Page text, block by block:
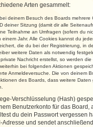
Arten gesammelt:
deinem Besuch des Boards
deiner Sitzung (damit dir alle
Teilnahme an Umfragen (sofern du
Jahr. Alle Cookies kannst du
die du bei der Registrierung, in
weitere Daten als notwendig
Nachricht erstellst, so werden
bei folgenden Aktionen
Anmeldeversuche. Die von deinem
des Boards, dass weitere
Verschlüsselung (Hash)
Benutzerkonto für das
du dein Passwort vergessen
und sendet